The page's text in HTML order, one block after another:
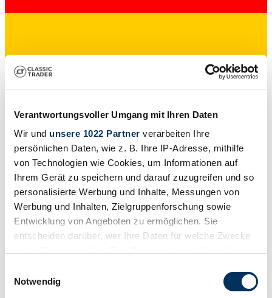
Verantwortungsvoller Umgang mit Ihren Daten
Wir und unsere 1022 Partner verarbeiten Ihre
persönlichen Daten, wie z. B. Ihre IP-Adresse, mithilfe
von Technologien wie Cookies, um Informationen auf
Ihrem Gerät zu speichern und darauf zuzugreifen und so
personalisierte Werbung und Inhalte, Messungen von
Werbung und Inhalten, Zielgruppenforschung sowie
Entwicklung von Angeboten zu ermöglichen. Sie
entscheiden darüber, wer Ihre Daten für welche Zwecke
Trigger Symbol ändern oder widerrufen
Notwendig
Tachostand (abgelesen)
9.734 km
169 / 230